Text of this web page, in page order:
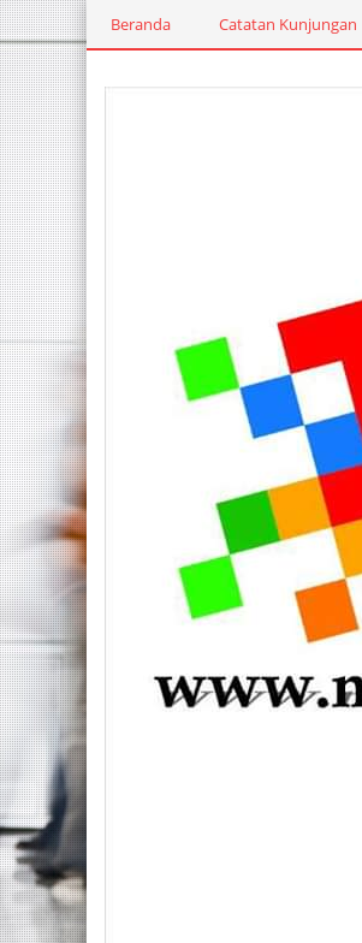
Beranda Catatan Kunjungan